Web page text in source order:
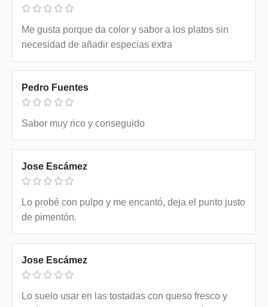
Me gusta porque da color y sabor a los platos sin
necesidad de añadir especias extra
Pedro Fuentes
Sabor muy rico y conseguido
Jose Escámez
Lo probé con pulpo y me encantó, deja el punto justo
de pimentón.
Jose Escámez
Lo suelo usar en las tostadas con queso fresco y